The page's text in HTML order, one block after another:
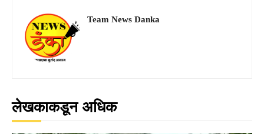
Team News Danka
लेखकाकडून अधिक